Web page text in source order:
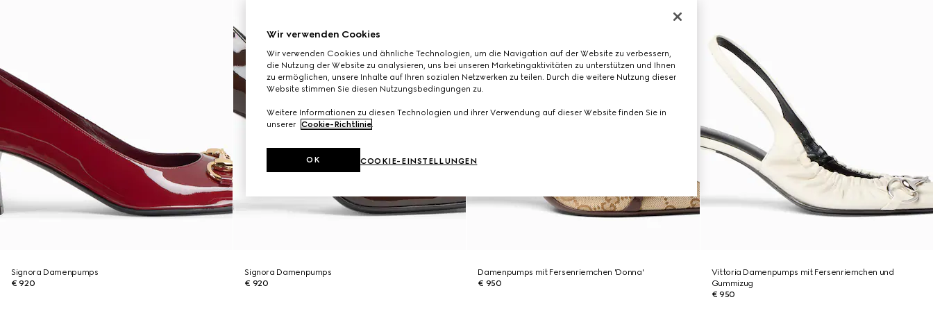
Signora Damenpumps
€ 920
Signora Damenpumps
€ 920
Damenpumps mit Fersenriemchen 'Donna'
€ 950
Vittoria Damenpumps mit Fersenriemchen und
Gummizug
€ 950
Wir verwenden Cookies
Wir verwenden Cookies und ähnliche Technologien, um die Navigation auf der Website zu verbessern,
die Nutzung der Website zu analysieren, uns bei unseren Marketingaktivitäten zu unterstützen und Ihnen
zu ermöglichen, unsere Inhalte auf Ihren sozialen Netzwerken zu teilen. Durch die weitere Nutzung dieser
Website stimmen Sie diesen Nutzungsbedingungen zu.
Weitere Informationen zu diesen Technologien und ihrer Verwendung auf dieser Website finden Sie in
unserer Cookie-Richtlinie.
COOKIE-EINSTELLUNGEN
OK